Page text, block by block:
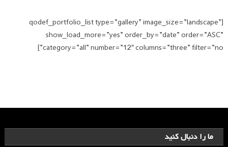
[qodef_portfolio_list type=”gallery” image_size=”landscape”
show_load_more=”yes” order_by=”date” order=”ASC”
category=”all” number=”12″ columns=”three” filter=”no”]
ما را دنبال کنید